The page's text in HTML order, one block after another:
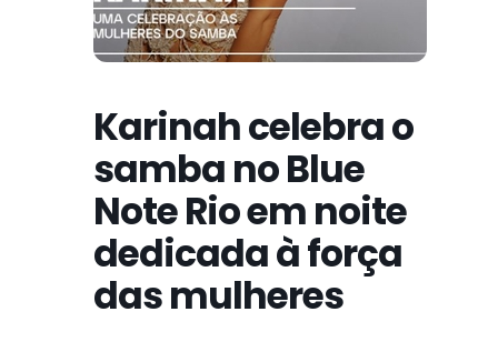
Karinah celebra o
samba no Blue
Note Rio em noite
dedicada à força
das mulheres